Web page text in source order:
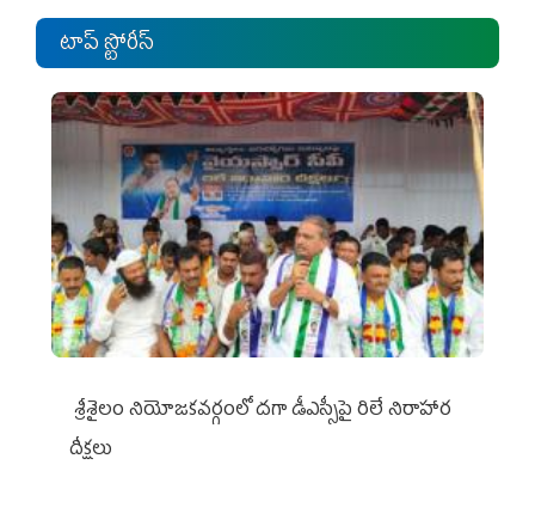
టాప్ స్టోరీస్
శ్రీశైలం నియోజకవర్గంలో దగా డీఎస్సీపై రిలే నిరాహార
దీక్షలు